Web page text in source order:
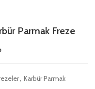
Parmak Freze
Karbür Parmak